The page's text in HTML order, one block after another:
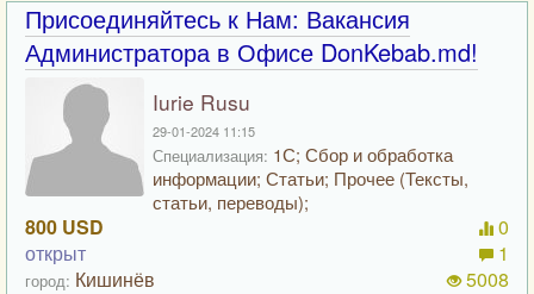
Присоединяйтесь к Нам: Вакансия
Администратора в Офисе DonKebab.md!
Iurie Rusu
29-01-2024 11:15
Специализация: 1С; Сбор и обработка
информации; Статьи; Прочее (Тексты,
статьи, переводы);
800 USD
открыт
город: Кишинёв
0
1
5008